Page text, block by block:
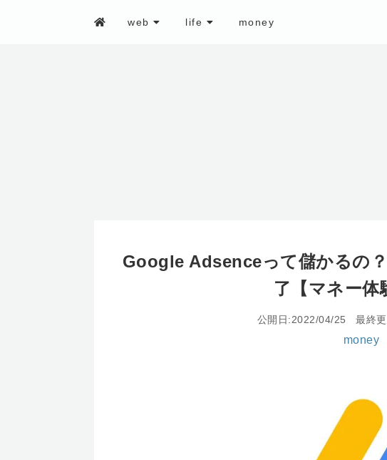
web life money
Google Adsenceって儲かるの
了【マネー体
公開日:2022/04/25 最終
money